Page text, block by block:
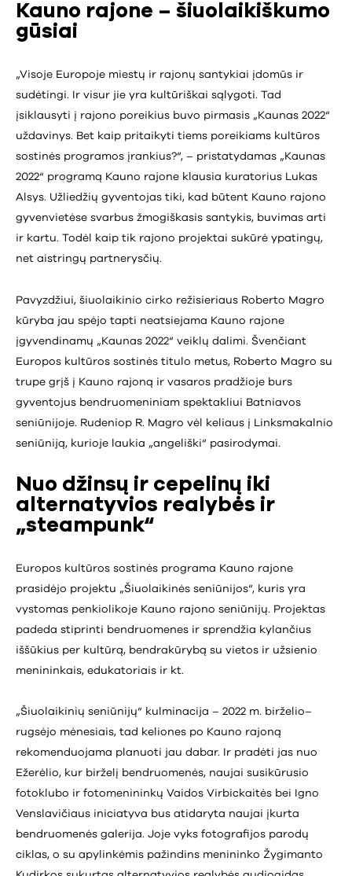
Kauno rajone – šiuolaikiškumo
gūsiai
„Visoje Europoje miestų ir rajonų santykiai įdomūs ir
sudėtingi. Ir visur jie yra kultūriškai sąlygoti. Tad
įsiklausyti į rajono poreikius buvo pirmasis „Kaunas 2022“
uždavinys. Bet kaip pritaikyti tiems poreikiams kultūros
sostinės programos įrankius?“, – pristatydamas „Kaunas
2022“ programą Kauno rajone klausia kuratorius Lukas
Alsys. Užliedžių gyventojas tiki, kad būtent Kauno rajono
gyvenvietėse svarbus žmogiškasis santykis, buvimas arti
ir kartu. Todėl kaip tik rajono projektai sukūrė ypatingų,
net aistringų partnerysčių.
Pavyzdžiui, šiuolaikinio cirko režisieriaus Roberto Magro
kūryba jau spėjo tapti neatsiejama Kauno rajone
įgyvendinamų „Kaunas 2022“ veiklų dalimi. Švenčiant
Europos kultūros sostinės titulo metus, Roberto Magro su
trupe grįš į Kauno rajoną ir vasaros pradžioje burs
gyventojus bendruomeniniam spektakliui Batniavos
seniūnijoje. Rudeniop R. Magro vėl keliaus į Linksmakalnio
seniūniją, kurioje laukia „angeliški“ pasirodymai.
Nuo džinsų ir cepelinų iki
alternatyvios realybės ir
„steampunk“
Europos kultūros sostinės programa Kauno rajone
prasidėjo projektu „Šiuolaikinės seniūnijos“, kuris yra
vystomas penkiolikoje Kauno rajono seniūnijų. Projektas
padeda stiprinti bendruomenes ir sprendžia kylančius
iššūkius per kultūrą, bendrakūrybą su vietos ir užsienio
menininkais, edukatoriais ir kt.
„Šiuolaikinių seniūnijų“ kulminacija – 2022 m. birželio–
rugsėjo mėnesiais, tad keliones po Kauno rajoną
rekomenduojama planuoti jau dabar. Ir pradėti jas nuo
Ežerėlio, kur birželį bendruomenės, naujai susikūrusio
fotoklubo ir fotomenininkų Vaidos Virbickaitės bei Igno
Venslavičiaus iniciatyva bus atidaryta naujai įkurta
bendruomenės galerija. Joje vyks fotografijos parodų
ciklas, o su apylinkėmis pažindins menininko Žygimanto